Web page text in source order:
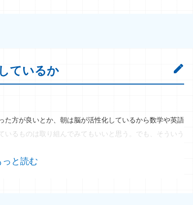
ているか
方が良いとか、朝は脳が活性化しているから数学や英語
るものは取り組んでみてもいいと思う。でも、そういう